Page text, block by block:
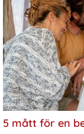
5 mått för en